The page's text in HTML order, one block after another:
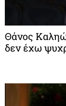
Θάνος
δεν έχω